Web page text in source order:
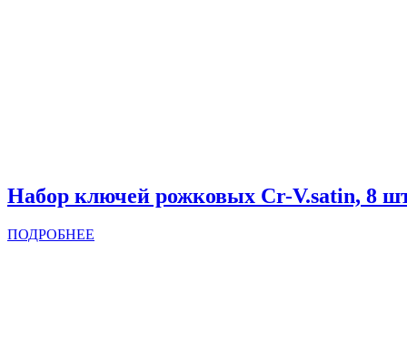
Набор ключей рожковых Cr-V.satin, 8
ПОДРОБНЕЕ